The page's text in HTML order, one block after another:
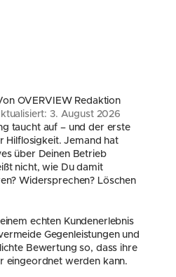
OVERVIEW Redaktion
3. August 2026
taucht auf – und der erste
Hilflosigkeit. Jemand hat
über Deinen Betrieb
nicht, wie Du damit
Widersprechen? Löschen
echten Kundenerlebnis
Gegenleistungen und
Bewertung so, dass ihre
eingeordnet werden kann.